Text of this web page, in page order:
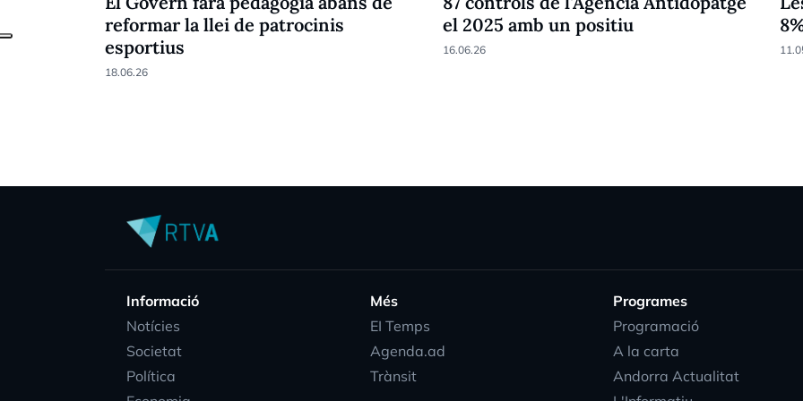
reformar la llei de patrocinis
esportius
18.06.26
el 2025 amb un positiu
16.06.26
Informació
Notícies
Societat
Política
Més
EI Temps
Agenda.ad
Trànsit
Programes
Programació
A la carta
Andorra Actualitat